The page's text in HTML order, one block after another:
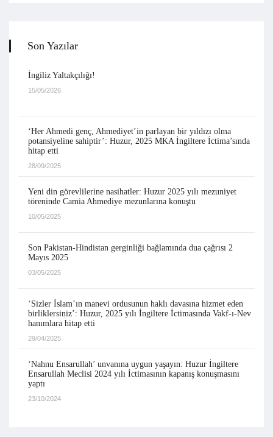
Son Yazılar
İngiliz Yaltakçılığı!
15/05/2026
‘Her Ahmedi genç, Ahmediyet’in parlayan bir yıldızı olma
potansiyeline sahiptir’: Huzur, 2025 MKA İngiltere İctima’sında
hitap etti
28/09/2025
Yeni din görevlilerine nasihatler: Huzur 2025 yılı mezuniyet
töreninde Camia Ahmediye mezunlarına konuştu
10/05/2025
Son Pakistan-Hindistan gerginliği bağlamında dua çağrısı 2
Mayıs 2025
03/05/2025
‘Sizler İslam’ın manevi ordusunun haklı davasına hizmet eden
birliklersiniz’: Huzur, 2025 yılı İngiltere İctimasında Vakf-ı-Nev
hanımlara hitap etti
29/04/2025
‘Nahnu Ensarullah’ unvanına uygun yaşayın: Huzur İngiltere
Ensarullah Meclisi 2024 yılı İctimasının kapanış konuşmasını
yaptı
23/10/2024